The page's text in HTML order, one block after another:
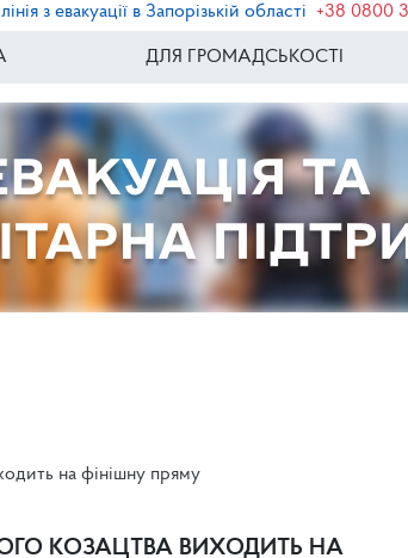
з евакуації в Запорізькій області
+38 0800
ДЛЯ ГРОМАДСЬКОСТІ
на фінішну пряму
КОЗАЦТВА ВИХОДИТЬ НА